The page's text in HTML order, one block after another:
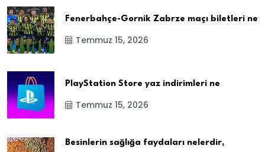
Fenerbahçe-Gornik Zabrze maçı biletleri ne
Temmuz 15, 2026
PlayStation Store yaz indirimleri ne
Temmuz 15, 2026
Besinlerin sağlığa faydaları nelerdir,